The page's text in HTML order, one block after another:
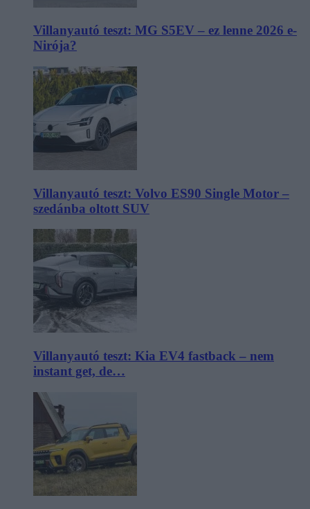
Villanyautó teszt: MG S5EV – ez lenne 2026 e-
Nirója?
Villanyautó teszt: Volvo ES90 Single Motor –
szedánba oltott SUV
Villanyautó teszt: Kia EV4 fastback – nem
instant get, de…